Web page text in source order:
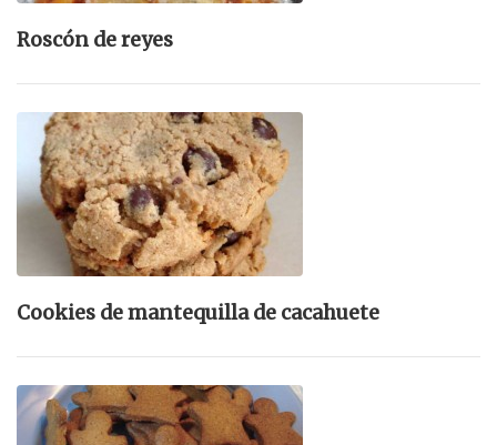
Roscón de reyes
Cookies de mantequilla de cacahuete